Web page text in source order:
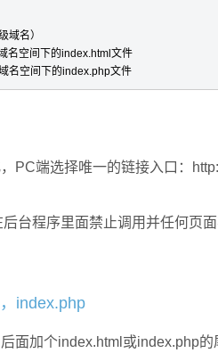
域名）
名空间下的index.html文件
域名空间下的index.php文件
端选择唯一的链接入口：
程序里面禁止调用并任何页面
index.php
加个index.html或index.php的